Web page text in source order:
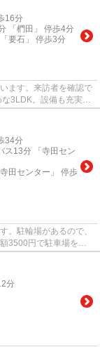
16分
「椚田」 停歩4分
要石」 停歩3分
ます。来訪者を確認で
3LDK。設備も充実し
34分
ス13分 「寺田セン
田センター」 停歩
。駐輪場があるので、
3500円で駐車場を利
分